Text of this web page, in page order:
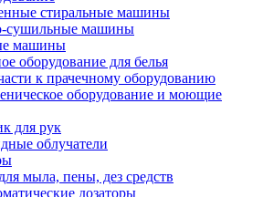
стиральные машины
сушильные машины
машины
оборудование для белья
к прачечному оборудованию
оборудование и моющие
для рук
облучатели
мыла, пены, дез средств
дозаторы